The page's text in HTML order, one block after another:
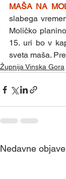
MAŠA NA
slabega
Moličko
15. uri bo v
sveta maša.
Župnija Vinska Gora
Nedavne objave